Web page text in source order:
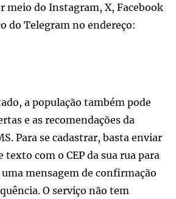
meio do Instagram, X, Facebook
do Telegram no endereço:
a população também pode
e as recomendações da
Para se cadastrar, basta enviar
texto com o CEP da sua rua para
mensagem de confirmação
O serviço não tem